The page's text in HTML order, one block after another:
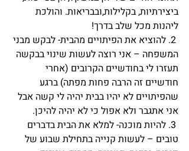
ביצירתיות, בקלילות,ובבריאות. והולכת
ליהנות מכל שלב בדרך!
2. להוציא את הפיתויים מהבית- לבקש מבני
המשפחה – אני רוצה לעשות שינוי בבקשה
תעזרו לי בחודשיים הקרובים (אחרי
חודשיים זה הרבה פחות מפתה) ברגע
שהפיתויים לא יהיו בבית יהיה לי קשה אבל
אני אתגבר ולא אפול כי לא יהיה להיכן.
3. להיות מוכנה- למלא את הבית בדברים
טובים – לעשות קנייה בתחילת שבוע של